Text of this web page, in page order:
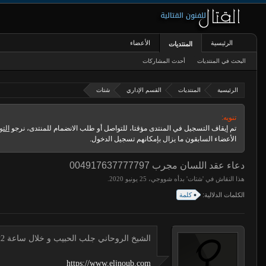
الرئيسية المنتديات القسم الإداري شتات
تنويه:
تم إيقاف التسجيل في المنتدى مؤقتا، للتواصل أو طلب الانضمام للمنتدى، نرجو
الأعضاء السابقون ما يزال بإمكانهم تسجيل الدخول.
دعاء عقد اللسان مجرب 004917637777797
هذا النقاش في 'شتات' بدأه شووجي،
الكلمات الدلالية: كلمة
الشيخ الروحاني جلب الحبيب و خلال ساعة 00491634511222 لجلب الحبيب
https://www.eljnoub.com
الرئيسية المنتديات
البحث في المنتديات أحدث المشاركات
الأعضاء